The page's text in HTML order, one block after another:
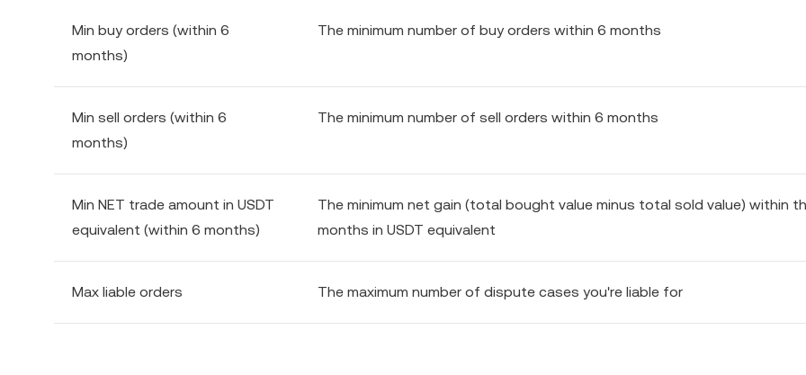
Min buy orders (within 6
months)
The minimum number of buy orders within 6 months
Min sell orders (within 6
months)
The minimum number of sell orders within 6 months
Min NET trade amount in USDT
equivalent (within 6 months)
The minimum net gain (total bought value minus total sold value) within
months in USDT equivalent
Max liable orders The maximum number of dispute cases you're liable for